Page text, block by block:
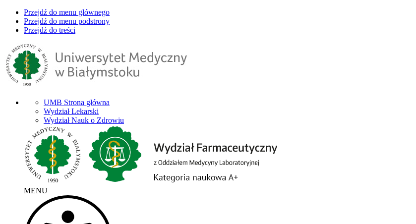
Przejdź do menu głównego
Przejdź do menu podstrony
Przejdź do treści
UMB Strona główna
Wydział Lekarski
Wydział Nauk o Zdrowiu
MENU